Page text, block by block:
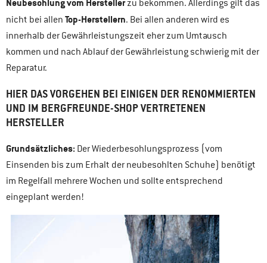
zu bekommen. Allerdings gilt das
nicht bei allen Top-Herstellern. Bei allen anderen wird es
innerhalb der Gewährleistungszeit eher zum Umtausch
kommen und nach Ablauf der Gewährleistung schwierig mit der
Reparatur.
HIER DAS VORGEHEN BEI EINIGEN DER RENOMMIERTEN
UND IM BERGFREUNDE-SHOP VERTRETENEN
HERSTELLER
Grundsätzliches: Der Wiederbesohlungsprozess (vom
Einsenden bis zum Erhalt der neubesohlten Schuhe) benötigt
im Regelfall mehrere Wochen und sollte entsprechend
eingeplant werden!